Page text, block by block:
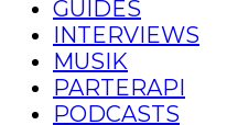
GUIDES
INTERVIEWS
MUSIK
PARTERAPI
PODCASTS